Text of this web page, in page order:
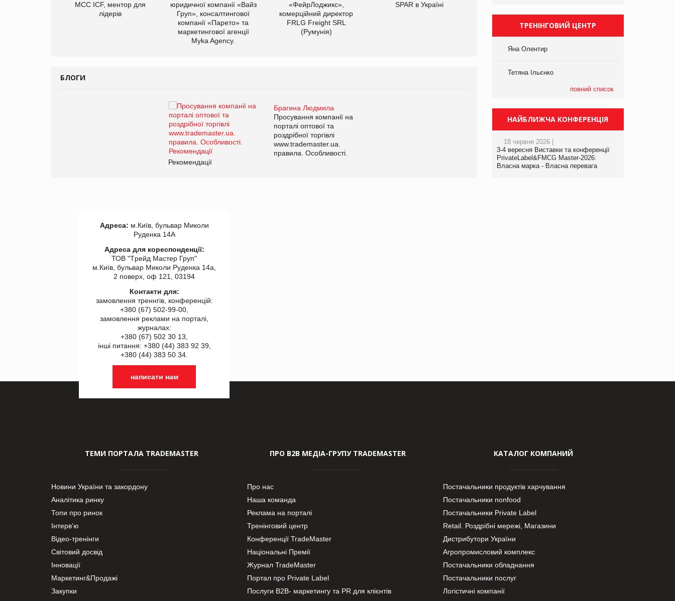
МСС ICF, ментор для
лідерів
юридичної компанії «Вайз
Груп», консалтингової
компанії «Парето» та
маркетингової агенції
Myka Agency.
«ФейрЛоджикс»,
комерційний директор
FRLG Freight SRL
(Румунія)
SPAR в Україні
виробництва
БЛОГИ
Брагина Людмила
Просування компанії на
порталі оптової та
роздрібної торгівлі
www.trademaster.ua.
правила. Особливості.
Рекомендації
Брагина Людмила
Просування компанії на
www.trademaster.ua.
правила. Особливості.
ТРЕНІНГОВИЙ ЦЕНТР
Яна Олентир
Тетяна Ільєнко
повний список
НАЙБЛИЖЧА КОНФЕРЕНЦІЯ
18 червня 2026 |
3-4 вересня Виставки та конференції
PrivateLabel&FMCG Master-2026:
Власна марка - Власна перевага
Адреса: м.Київ, бульвар Миколи
Руденка 14А
Адреса для кореспонденції:
ТОВ "Tрейд Мастер Груп"
м.Київ, бульвар Миколи Руденка 14а,
2 поверх, оф 121, 03194
Контакти для:
замовлення треннгів, конференцій:
+380 (67) 502-99-00,
замовлення реклами на порталі,
журналах:
+380 (67) 502 30 13,
інші питання: +380 (44) 383 92 39,
+380 (44) 383 50 34.
написати нам
ТЕМИ ПОРТАЛА TRADEMASTER
Новини України та закордону
Аналітика ринку
Топи про ринок
Інтерв’ю
Відео-тренінги
Світовий досвід
Інновації
Маркетинг&Продажі
Закупки
ПРО В2В МЕДІА-ГРУПУ TRADEMASTER
Про нас
Наша команда
Реклама на порталі
Тренінговий центр
Конференції TradeMaster
Національні Премії
Журнал TradeMaster
Портал про Private Label
Послуги В2В- маркетингу та PR для клієнтів
КАТАЛОГ КОМПАНИЙ
Постачальники продуктів харчування
Постачальники nonfood
Постачальники Private Label
Retail. Роздрібні мережі, Магазини
Дистрибутори України
Агропромисловий комплекс
Постачальники обладнання
Постачальники послуг
Логістичні компанії